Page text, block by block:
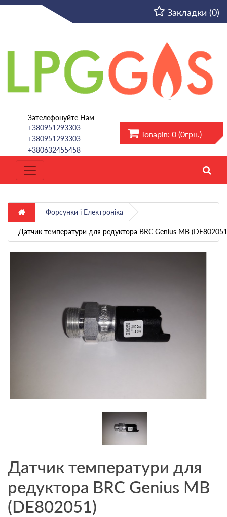
Закладки (0)
Зателефонуйте Нам
+380951293303
+380951293303
+380632455458
Товарів: 0 (0грн.)
Форсунки і Електроніка
Датчик температури для редуктора BRC Genius MB
Датчик температури для
редуктора BRC Genius MB
(DE802051)